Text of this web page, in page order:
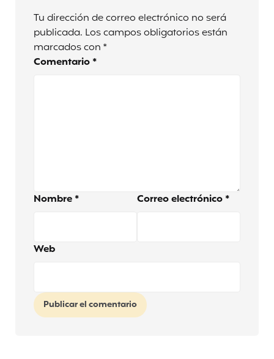
Tu dirección de correo electrónico no será
publicada. Los campos obligatorios están
marcados con *
Comentario *
Nombre * Correo electrónico *
Web